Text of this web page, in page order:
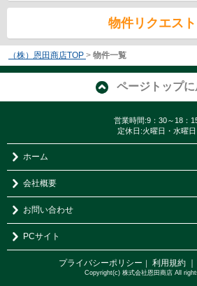
物件リクエスト
（株）恩田商店TOP > 物件一覧
ページトップに
営業時間:9：30～18：
定休日:火曜日・水曜日
ホーム
会社概要
お問い合わせ
PCサイト
プライバシーポリシー ｜ 利用規約
Copyright(c) 株式会社恩田商店 All